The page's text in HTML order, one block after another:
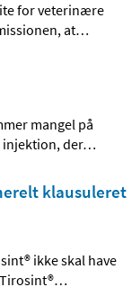
for veterinære
at…
mangel på
injektion, der…
klausuleret
ikke skal have
…